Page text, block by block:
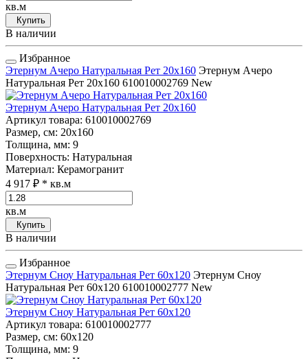
кв.м
Купить
В наличии
Избранное
Этернум Ачеро Натуральная Рет 20x160 Этернум Ачеро
Натуральная Рет 20x160 610010002769 New
Этернум Ачеро Натуральная Рет 20x160
Артикул товара: 610010002769
Размер, см: 20x160
Толщина, мм: 9
Поверхность: Натуральная
Материал: Керамогранит
4 917 ₽ * кв.м
кв.м
Купить
В наличии
Избранное
Этернум Сноу Натуральная Рет 60x120 Этернум Сноу
Натуральная Рет 60x120 610010002777 New
Этернум Сноу Натуральная Рет 60x120
Артикул товара: 610010002777
Размер, см: 60x120
Толщина, мм: 9